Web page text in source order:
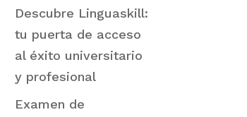
Descubre Linguaskill:
tu puerta de acceso
al éxito universitario
y profesional
Examen de